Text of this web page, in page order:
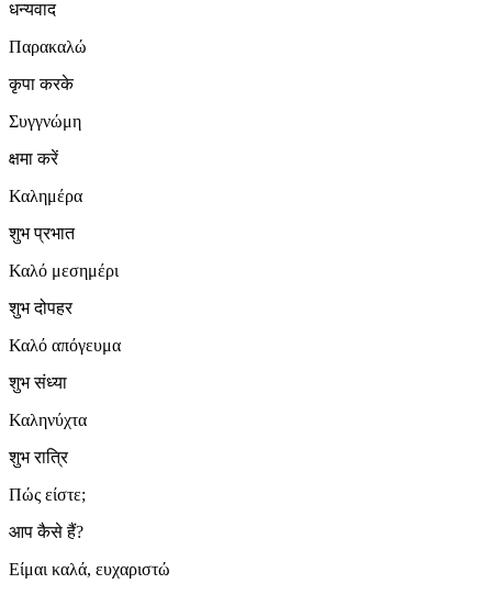
धन्यवाद
Παρακαλώ
कृपा करके
Συγγνώμη
क्षमा करें
Καλημέρα
शुभ प्रभात
Καλό μεσημέρι
शुभ दोपहर
Καλό απόγευμα
शुभ संध्या
Καληνύχτα
शुभ रात्रि
Πώς είστε;
आप कैसे हैं?
Είμαι καλά, ευχαριστώ